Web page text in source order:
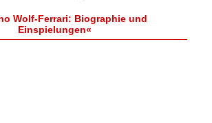
Wolf-Ferrari: Biographie und
Einspielungen«